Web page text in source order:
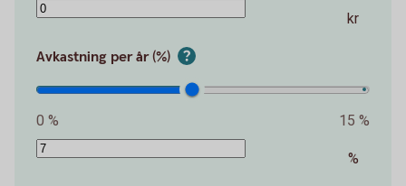
kr
Avkastning per år (%)
0 % 15 %
%